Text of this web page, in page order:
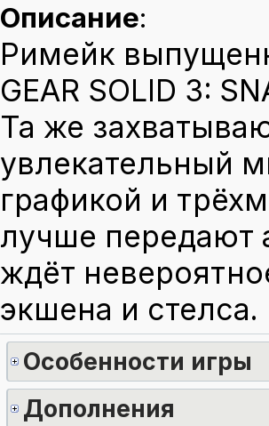
Описание:
Римейк
GEAR SOLID 3:
Та же
увлекательный
графикой и
лучше передают
ждёт
экшена и стелса.
Особенности игры
Дополнения